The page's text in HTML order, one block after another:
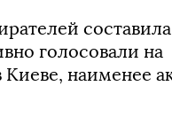
голосовали на
наименее